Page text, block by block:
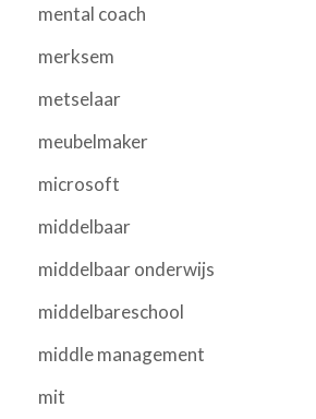
mental coach
merksem
metselaar
meubelmaker
microsoft
middelbaar
middelbaar onderwijs
middelbareschool
middle management
mit